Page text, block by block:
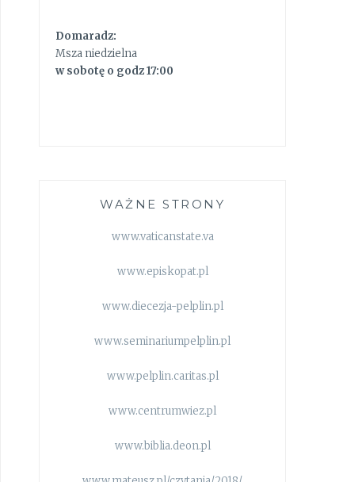
Domaradz:
Msza niedzielna
w sobotę o godz 17:00
WAŻNE STRONY
www.vaticanstate.va
www.episkopat.pl
www.diecezja-pelplin.pl
www.seminariumpelplin.pl
www.pelplin.caritas.pl
www.centrumwiez.pl
www.biblia.deon.pl